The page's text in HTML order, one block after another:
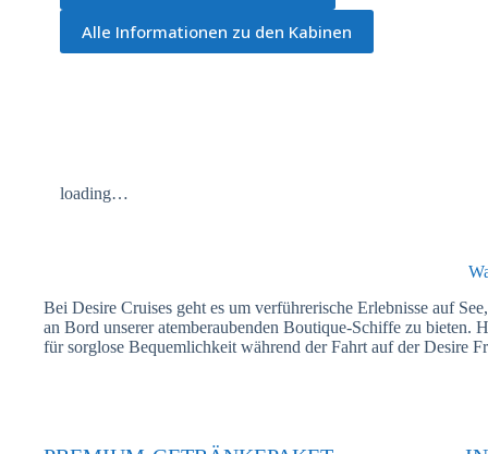
Alle Informationen zu den Kabinen
loading…
Bei Desire Cruises geht es um verführerische Erlebnisse auf
an Bord unserer atemberaubenden Boutique-Schiffe zu
für sorglose Bequemlichkeit während der Fahrt auf der Desire